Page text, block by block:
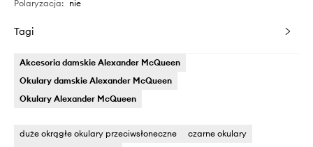
Polaryzacja: nie
Tagi
Akcesoria damskie Alexander McQueen
Okulary damskie Alexander McQueen
Okulary Alexander McQueen
duże okrągłe okulary przeciwsłoneczne
czarne okulary